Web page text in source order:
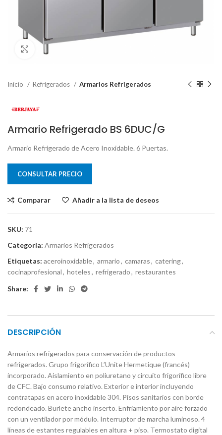
Inicio Refrigerados Armarios Refrigerados
Armario Refrigerado BS 6DUC/G
Armario Refrigerado de Acero Inoxidable. 6 Puertas.
CONSULTAR PRECIO
Comparar Añadir a la lista de deseos
SKU: 71
Categoría: Armarios Refrigerados
Etiquetas: aceroinoxidable, armario, camaras, catering,
cocinaprofesional, hoteles, refrigerado, restaurantes
Share:
DESCRIPCIÓN
Armarios refrigerados para conservación de productos
refrigerados. Grupo frigorífico L’Unite Hermetique (francés)
incorporado. Aislamiento en poliuretano y circuito frigorífico libre
de CFC. Bajo consumo relativo. Exterior e interior incluyendo
contratapas en acero inoxidable 304. Pisos sanitarios con borde
redondeado. Burlete ancho inserto. Enfriamiento por aire forzado
con un ventilador por módulo. Interruptor de marcha luminoso. 4
líneas de estantes regulables en altura + piso. Termostato digital